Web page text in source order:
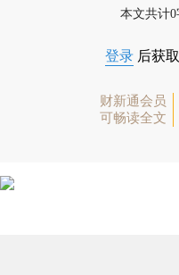
本文共计
登录 后获
财新通会员
可畅读全文